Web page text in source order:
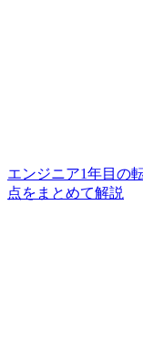
エンジニア1年目の
点をまとめて解説